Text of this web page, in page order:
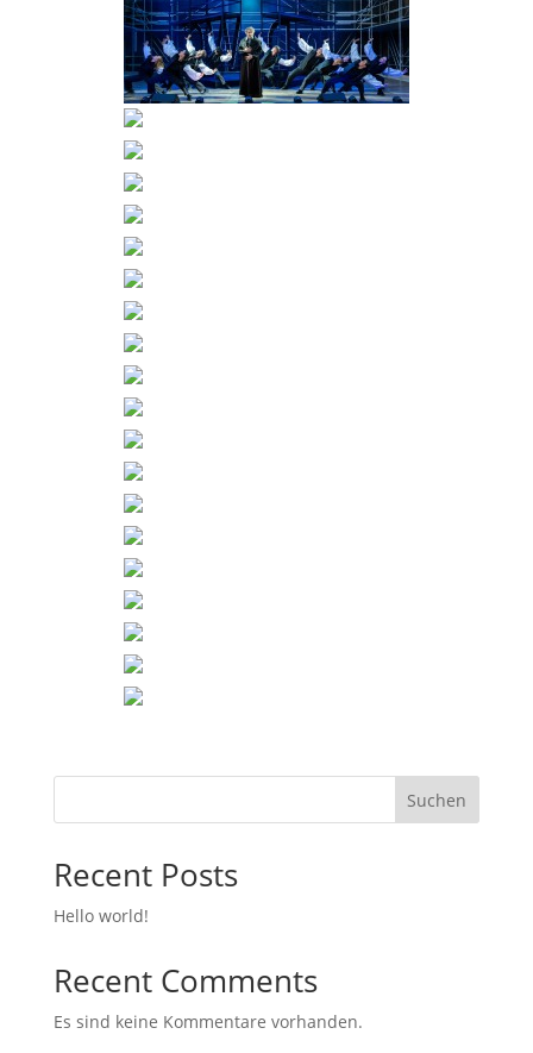
Suchen
Recent Posts
Hello world!
Recent Comments
Es sind keine Kommentare vorhanden.